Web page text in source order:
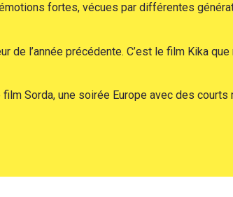
fortes, vécues par différentes
de l’année précédente. C’est le film Kika
Sorda, une soirée Europe avec des